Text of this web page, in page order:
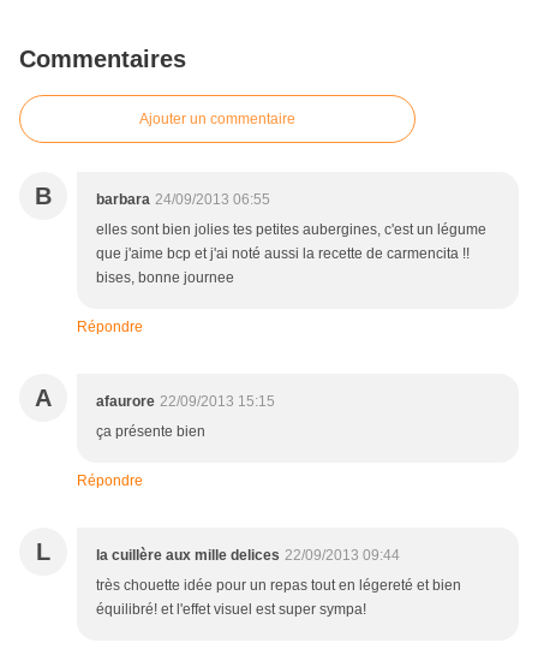
Commentaires
Ajouter un commentaire
B barbara 24/09/2013 06:55
elles sont bien jolies tes petites aubergines, c'est un légume
que j'aime bcp et j'ai noté aussi la recette de carmencita !!
bises, bonne journee
Répondre
A afaurore 22/09/2013 15:15
ça présente bien
Répondre
L la cuillère aux mille delices 22/09/2013 09:44
très chouette idée pour un repas tout en légereté et bien
équilibré! et l'effet visuel est super sympa!